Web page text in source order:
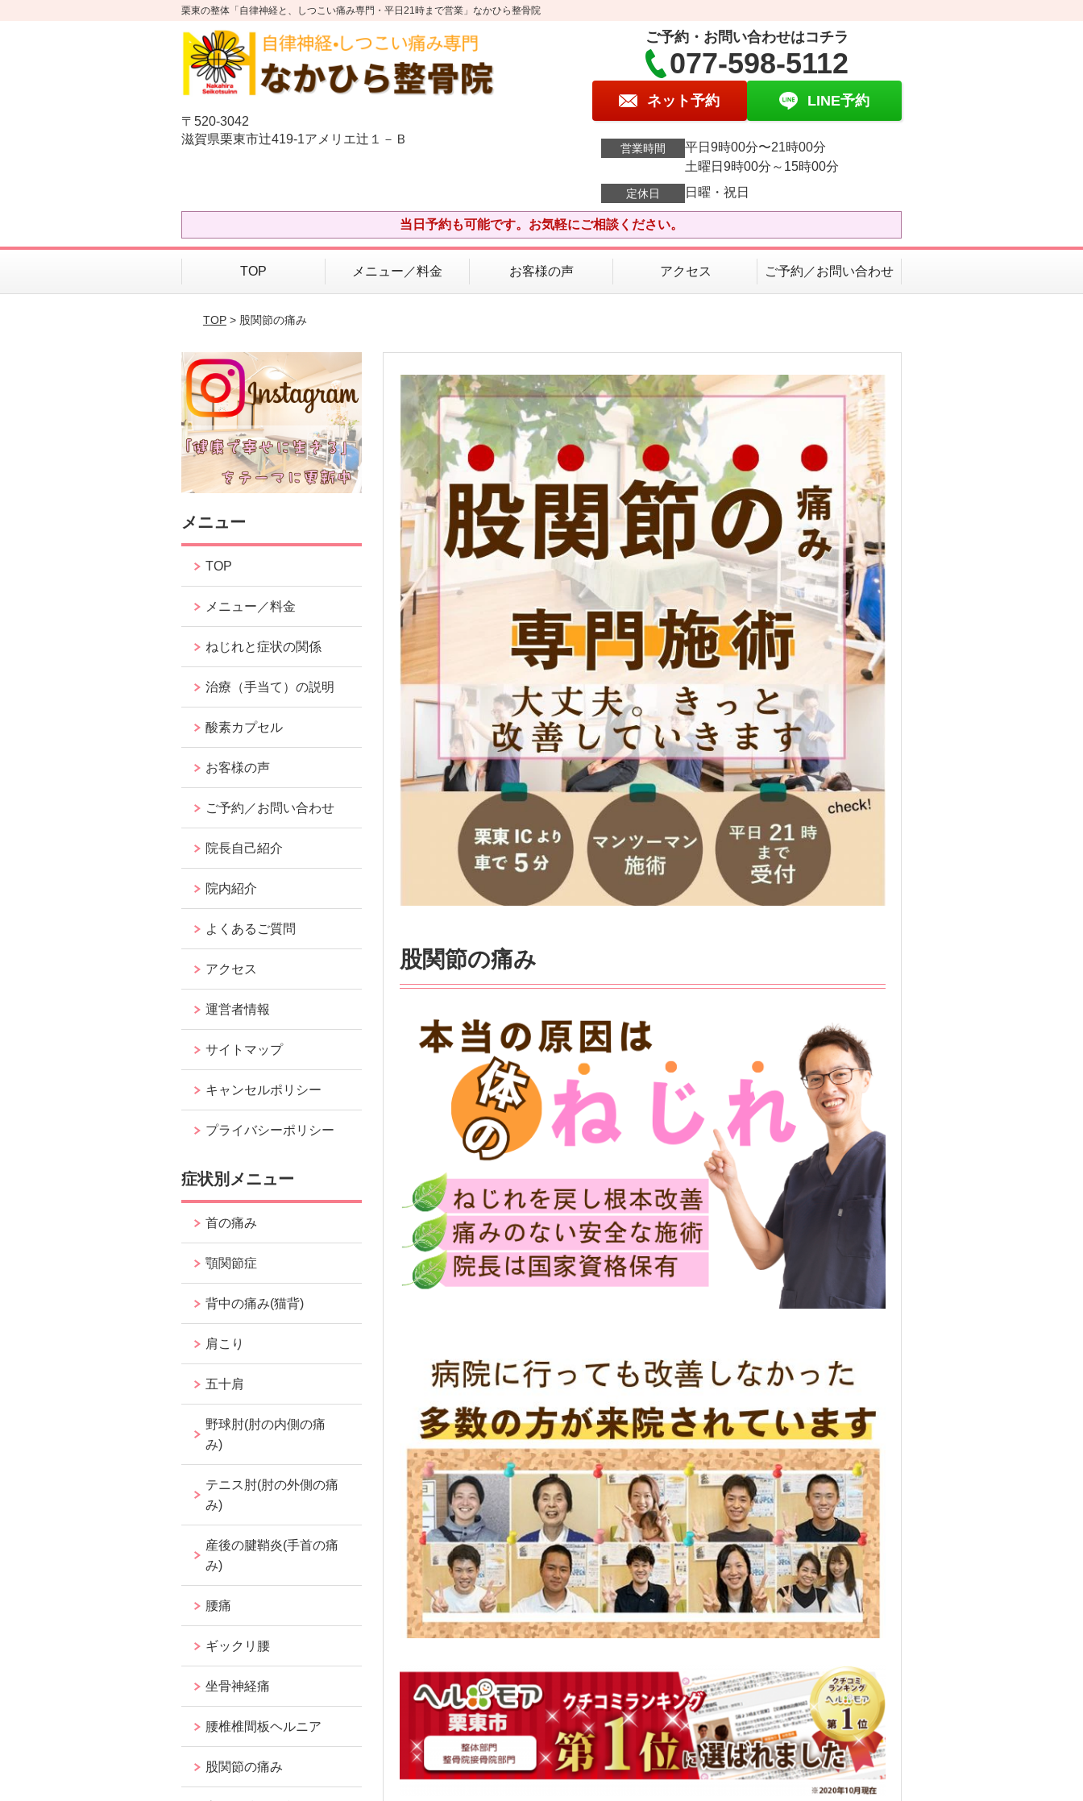
栗東の整体「自律神経と、しつこい痛み専門・平日21時まで営業」なかひら整骨院
〒520-3042
滋賀県栗東市辻419-1アメリエ辻１－Ｂ
ご予約・お問い合わせはコチラ
077-598-5112
ネット予約 LINE予約
営業時間
平日9時00分〜21時00分
土曜日9時00分～15時00分
定休日 日曜・祝日
当日予約も可能です。お気軽にご相談ください。
TOP メニュー／料金 お客様の声 アクセス ご予約／お問い合わせ
TOP> 股関節の痛み
股関節の痛み
メニュー
TOP
メニュー／料金
ねじれと症状の関係
治療（手当て）の説明
酸素カプセル
お客様の声
ご予約／お問い合わせ
院長自己紹介
院内紹介
よくあるご質問
アクセス
運営者情報
サイトマップ
キャンセルポリシー
プライバシーポリシー
症状別メニュー
首の痛み
顎関節症
背中の痛み(猫背)
肩こり
五十肩
野球肘(肘の内側の痛
み)
テニス肘(肘の外側の痛
み)
産後の腱鞘炎(手首の痛
み)
腰痛
ギックリ腰
坐骨神経痛
腰椎椎間板ヘルニア
股関節の痛み